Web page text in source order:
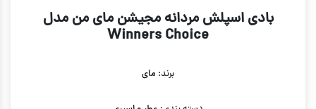
بادی اسپلش مردانه مجیشن مای من مدل
Winners Choice
برند: مای